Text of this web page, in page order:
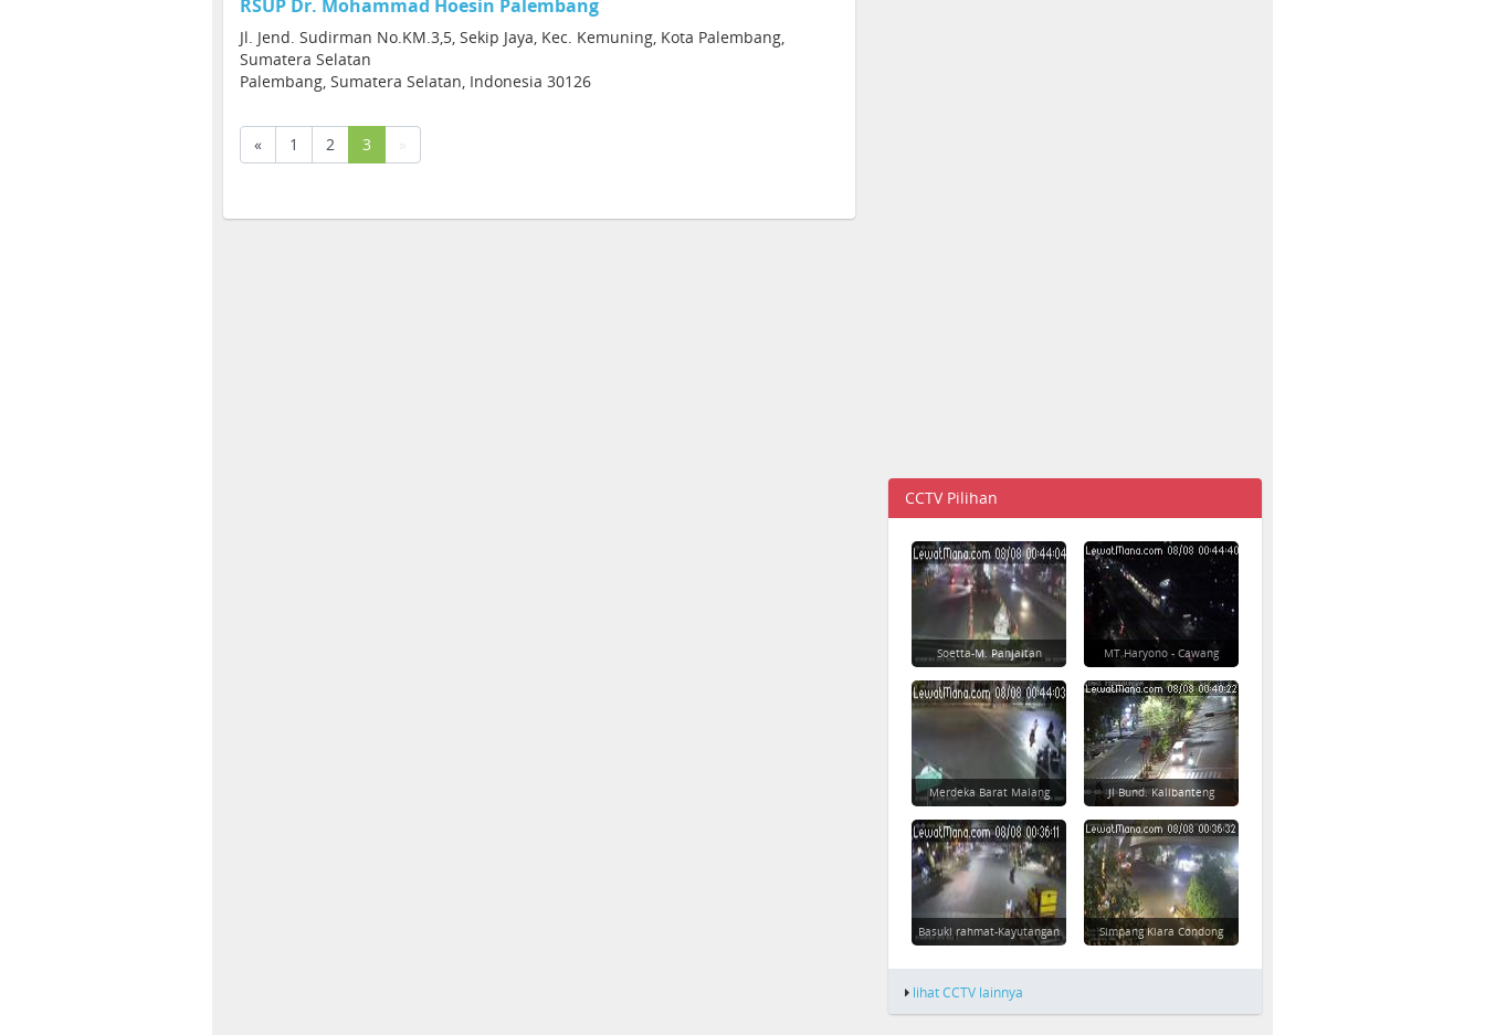
RSUP Dr. Mohammad Hoesin Palembang
Jl. Jend. Sudirman No.KM.3,5, Sekip Jaya, Kec. Kemuning, Kota Palembang,
Sumatera Selatan
Palembang, Sumatera Selatan, Indonesia 30126
« 1 2 3 (current)
»
CCTV Pilihan
Soetta-M. Panjaitan MT Haryono - Cawang
Merdeka Barat Malang Jl Bund. Kalibanteng
Basuki rahmat-Kayutangan Simpang Kiara Condong
lihat CCTV lainnya